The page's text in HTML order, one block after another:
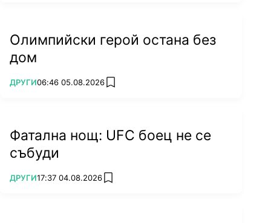
Олимпийски герой остана без
дом
ПОВЕЧЕ ОТ
ДРУГИ06:46 05.08.2026 add favorites
Фатална нощ: UFC боец не се
събуди
ПОВЕЧЕ ОТ
ДРУГИ17:37 04.08.2026 add favorites